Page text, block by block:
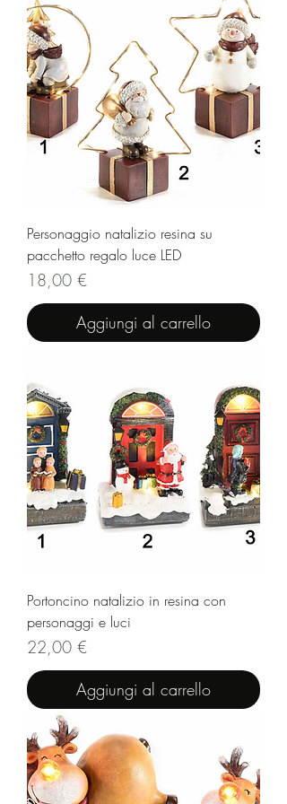
Personaggio natalizio resina su
pacchetto regalo luce LED
Prezzo
18,00 €
Aggiungi al carrello
Portoncino natalizio in resina con
personaggi e luci
Prezzo
22,00 €
Aggiungi al carrello